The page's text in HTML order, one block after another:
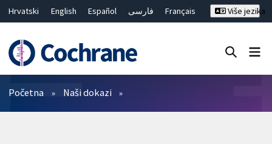
Hrvatski English Español فارسی
Français
繁體中文
简体中文
Više jezika
Prečistači
Početna Naši dokazi